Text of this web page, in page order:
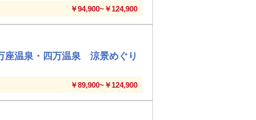
￥94,900~￥124,900
座温泉・四万温泉 涼景めぐり
￥89,900~￥124,900